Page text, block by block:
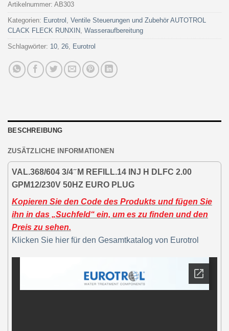
Artikelnummer: AB303
Kategorien: Eurotrol , Ventile Steuerungen und Zubehör AUTOTROL
CLACK FLECK RUNXIN, Wasseraufbereitung
Schlagwörter: 10, 26, Eurotrol
BESCHREIBUNG
ZUSÄTZLICHE INFORMATIONEN
VAL.368/604 3/4 ̋ M REFILL.14 INJ H DLFC 2.00
GPM12/230V 50HZ EURO PLUG
Kopieren Sie den Code des Produkts und fügen Sie
ihn in das „Suchfeld“ ein, um es zu finden und den
Preis zu sehen.
Klicken Sie hier für den Gesamtkatalog von Eurotrol